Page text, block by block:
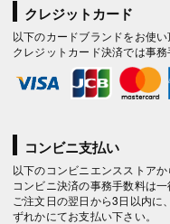
クレジットカード
以下のカードブランドをお使い
クレジットカード決済では事務
コンビニ支払い
以下のコンビニエンスストアか
コンビニ決済の事務手数料は
ご注文日の翌日から3日以内に
ずれかにてお支払い下さい。